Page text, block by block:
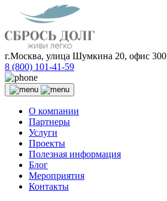
г.Москва, улица Шумкина 20, офис 300
8 (800) 101-41-59
О компании
Партнеры
Услуги
Проекты
Полезная информация
Блог
Мероприятия
Контакты